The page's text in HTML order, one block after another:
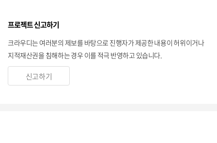
프로젝트 신고하기
크라우디는 여러분의 제보를 바탕으로 진행자가 제공한 내용이 허위이거나
지적재산권을 침해하는 경우 이를 적극 반영하고 있습니다.
신고하기